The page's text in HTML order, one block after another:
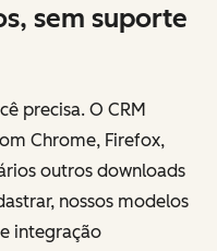
sem suporte
precisa. O CRM
Chrome, Firefox,
outros downloads
nossos modelos
integração